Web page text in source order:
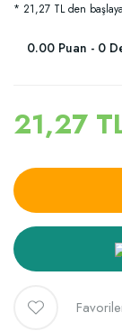
* 21,27 TL den
0.00 Puan - 0
21,27